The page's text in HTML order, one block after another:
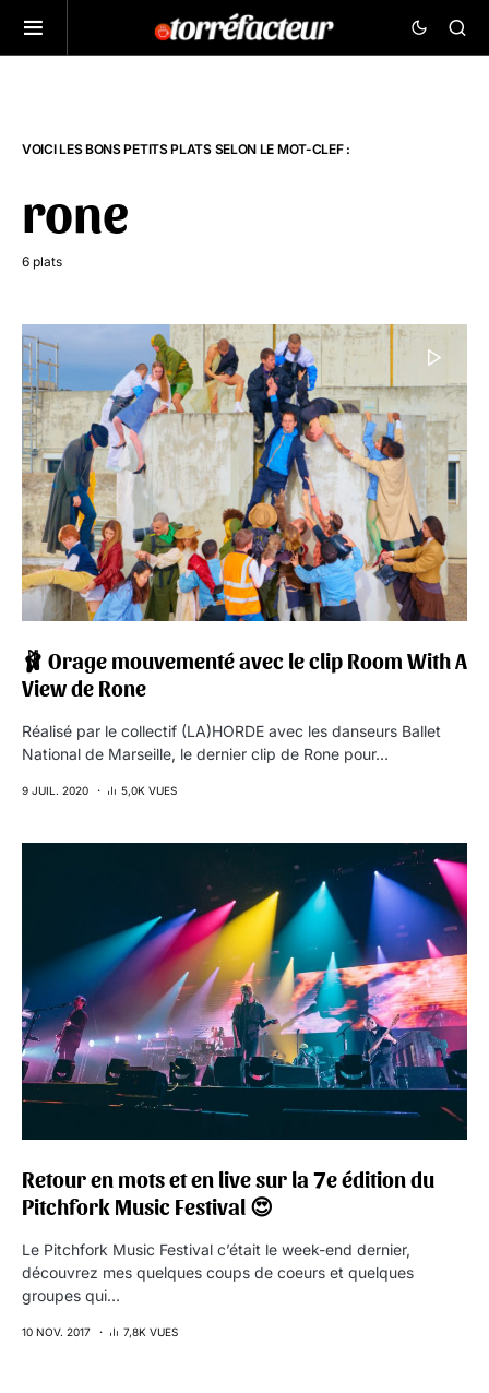
VOICI LES BONS PETITS PLATS SELON LE MOT-CLEF :
rone
6 plats
🩰 Orage mouvementé avec le clip Room With A
View de Rone
Réalisé par le collectif (LA)HORDE avec les danseurs Ballet
National de Marseille, le dernier clip de Rone pour…
9 JUIL. 2020 5,0K VUES
Retour en mots et en live sur la 7e édition du
Pitchfork Music Festival 😍
Le Pitchfork Music Festival c’était le week-end dernier,
découvrez mes quelques coups de coeurs et quelques
groupes qui…
10 NOV. 2017 7,8K VUES